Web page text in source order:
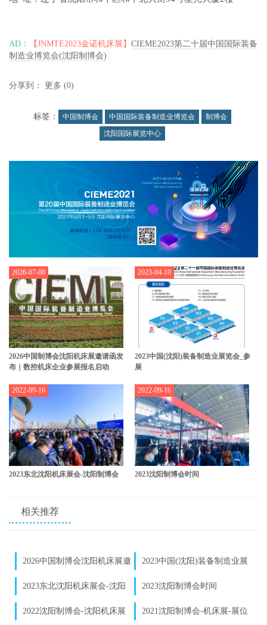
AD： 【JNMTE2023金诺机床展】 CIEME2023第二十届中国国际装备
制造业博览会(沈阳制博会)
分享到： 更多 (0)
标签： 中国制博会 中国国际装备制造业博览会
制博会
沈阳国际展览中心
2026中国制博会沈阳机床展邀请函发
布｜数控机床企业参展报名启动
2026-07-08
2023中国(沈阳)装备制造业展览会_参
展
2023-04-10
2023东北沈阳机床展会-沈阳制博会
2022-09-16
2023沈阳制博会时间
2022-09-16
相关推荐
2026中国制博会沈阳机床展邀
2023中国(沈阳)装备制造业展
览会_参展
2023东北沈阳机床展会-沈阳
2023沈阳制博会时间
2022沈阳制博会-沈阳机床展
2021沈阳制博会-机床展-展位